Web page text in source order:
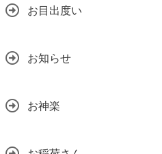
お目出度い
お知らせ
お神楽